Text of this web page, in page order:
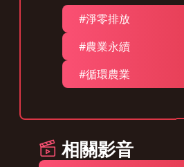
#淨零排放
#農業永續
#循環農業
相關影音